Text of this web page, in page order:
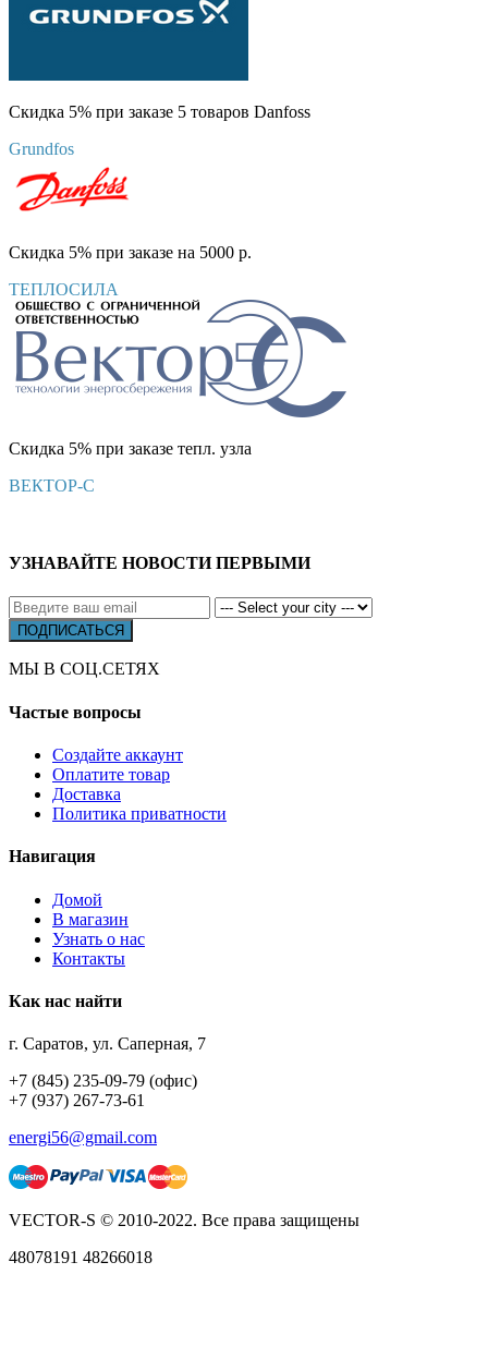
Скидка 5% при заказе 5 товаров Danfoss
Grundfos
Скидка 5% при заказе на 5000 р.
ТЕПЛОСИЛА
Скидка 5% при заказе тепл. узла
ВЕКТОР-С
УЗНАВАЙТЕ НОВОСТИ ПЕРВЫМИ
МЫ В СОЦ.СЕТЯХ
Частые вопросы
Создайте аккаунт
Оплатите товар
Доставка
Политика приватности
Навигация
Домой
В магазин
Узнать о нас
Контакты
Как нас найти
г. Саратов, ул. Саперная, 7
+7 (845) 235-09-79 (офис)
+7 (937) 267-73-61
energi56@gmail.com
VECTOR-S © 2010-2022. Все права защищены
48078191 48266018